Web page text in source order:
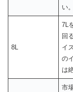
い。
8L
7L
回
イ
の
は
市